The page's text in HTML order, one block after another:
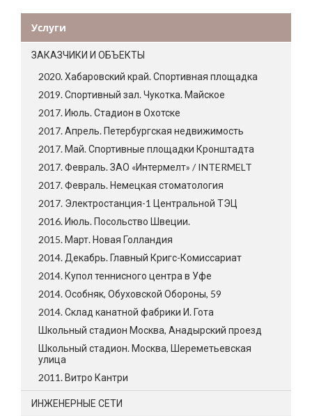
Услуги
ЗАКАЗЧИКИ И ОБЪЕКТЫ
2020. Хабаровский край. Спортивная площадка
2019. Спортивный зал. Чукотка. Майское
2017. Июль. Стадион в Охотске
2017. Апрель. Петербургская недвижимость
2017. Май. Спортивные площадки Кронштадта
2017. Февраль. ЗАО «Интермелт» / INTERMELT
2017. Февраль. Немецкая стоматология
2017. Электростанция-1 Центральной ТЭЦ
2016. Июль. Посольство Швеции.
2015. Март. Новая Голландия
2014. Декабрь. Главный Кригс-Комиссариат
2014. Купол теннисного центра в Уфе
2014. Особняк, Обуховской Обороны, 59
2014. Склад канатной фабрики И. Гота
Школьный стадион Москва, Анадырский проезд
Школьный стадион. Москва, Шереметьевская
улица
2011. Витро Кантри
ИНЖЕНЕРНЫЕ СЕТИ